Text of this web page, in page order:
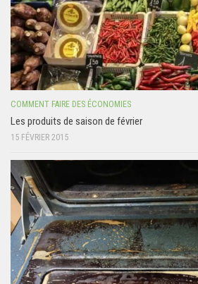
COMMENT FAIRE DES ÉCONOMIES
Les produits de saison de février
15 FÉVRIER 2015